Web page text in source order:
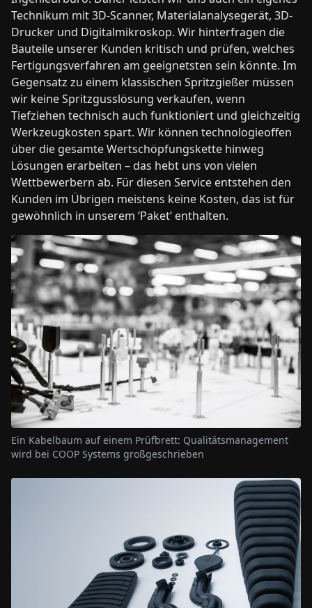
Technikum mit 3D-Scanner, Materialanalysegerät, 3D-
Drucker und Digitalmikroskop. Wir hinterfragen die
Bauteile unserer Kunden kritisch und prüfen, welches
Fertigungsverfahren am geeignetsten sein könnte. Im
Gegensatz zu einem klassischen Spritzgießer müssen
wir keine Spritzgusslösung verkaufen, wenn
Tiefziehen technisch auch funktioniert und gleichzeitig
Werkzeugkosten spart. Wir können technologieoffen
über die gesamte Wertschöpfungskette hinweg
Lösungen erarbeiten – das hebt uns von vielen
Wettbewerbern ab. Für diesen Service entstehen den
Kunden im Übrigen meistens keine Kosten, das ist für
gewöhnlich in unserem ‘Paket‘ enthalten.
Ein Kabelbaum auf einem Prüfbrett: Qualitätsmanagement
wird bei COOP Systems großgeschrieben